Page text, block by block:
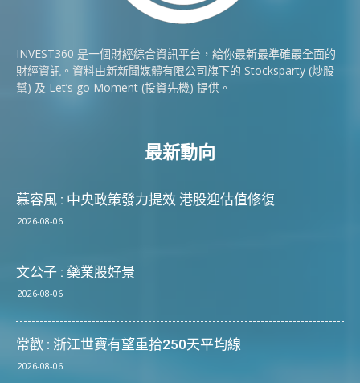
INVEST360 是一個財經綜合資訊平台，給你最新最準確最全面的
財經資訊。資料由新新聞媒體有限公司旗下的 Stocksparty (炒股
幫) 及 Let’s go Moment (投資先機) 提供。
最新動向
慕容風 : 中央政策發力提效 港股迎估值修復
2026-08-06
文公子 : 藥業股好景
2026-08-06
常歡 : 浙江世寶有望重拾250天平均線
2026-08-06